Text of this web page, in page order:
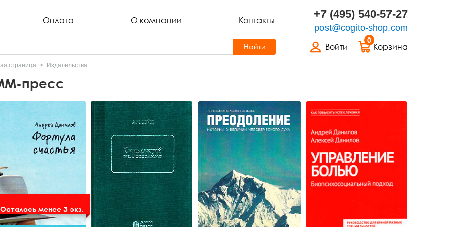
Оплата О компании Контакты +7 (495) 540-57-27
post@cogito-shop.com
Войти
0
Корзина
Найти
страница Издательства
пресс
Осталось менее 3 экз.